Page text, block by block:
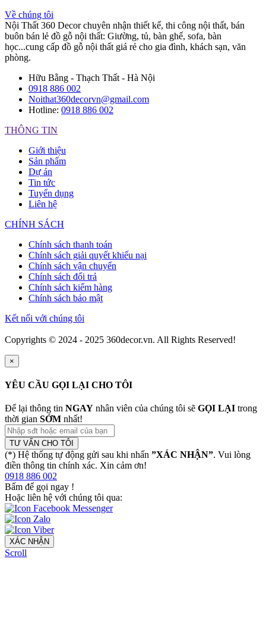
Về chúng tôi
Nội Thất 360 Decor chuyên nhận thiết kế, thi công nội thất, bán
buôn bán lẻ đồ gỗ nội thất: Giường, tủ, bàn ghế, sofa, bàn
học...cung cấp đồ gỗ nội thất giá rẻ cho gia đình, khách sạn, văn
phòng.
Hữu Bằng - Thạch Thất - Hà Nội
0918 886 002
Noithat360decorvn@gmail.com
Hotline: 0918 886 002
THÔNG TIN
Giới thiệu
Sản phẩm
Dự án
Tin tức
Tuyển dụng
Liên hệ
CHÍNH SÁCH
Chính sách thanh toán
Chính sách giải quyết khiếu nại
Chính sách vận chuyển
Chính sách đổi trả
Chính sách kiểm hàng
Chính sách bảo mật
Kết nối với chúng tôi
Copyrights © 2024 - 2025 360decor.vn. All Rights Reserved!
×
YÊU CẦU GỌI LẠI CHO TÔI
Để lại thông tin NGAY nhân viên của chúng tôi sẽ GỌI LẠI trong
thời gian SỚM nhất!
TƯ VẤN CHO TÔI
(*) Hệ thống tự động gửi sau khi nhấn ”XÁC NHẬN”. Vui lòng
điền thông tin chính xác. Xin cảm ơn!
0918 886 002
Bấm để gọi ngay !
Hoặc liên hệ với chúng tôi qua:
XÁC NHẬN
Scroll